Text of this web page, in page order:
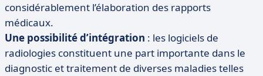
considérablement l’élaboration des rapports
médicaux.
Une possibilité d’intégration : les logiciels de
radiologies constituent une part importante dans le
diagnostic et traitement de diverses maladies telles